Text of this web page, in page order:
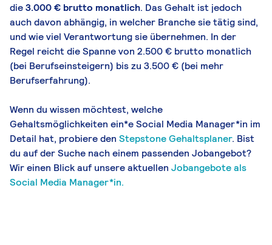
die3.000 € brutto monatlich. Das Gehalt ist jedoch
auch davon abhängig, in welcher Branche sie tätig sind,
und wie viel Verantwortung sie übernehmen. In der
Regel reicht die Spanne von 2.500 € brutto monatlich
(bei Berufseinsteigern) bis zu 3.500 € (bei mehr
Berufserfahrung).
Wenn du wissen möchtest, welche
Gehaltsmöglichkeiten ein*e Social Media Manager*in im
Detail hat, probiere den Stepstone Gehaltsplaner. Bist
du auf der Suche nach einem passenden Jobangebot?
Wir einen Blick auf unsere aktuellen Jobangebote als
Social Media Manager*in.